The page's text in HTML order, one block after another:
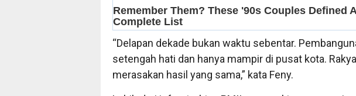
“Delapan dekade bukan waktu sebentar.
setengah hati dan hanya mampir di pusat kota.
merasakan hasil yang sama,” kata Feny.